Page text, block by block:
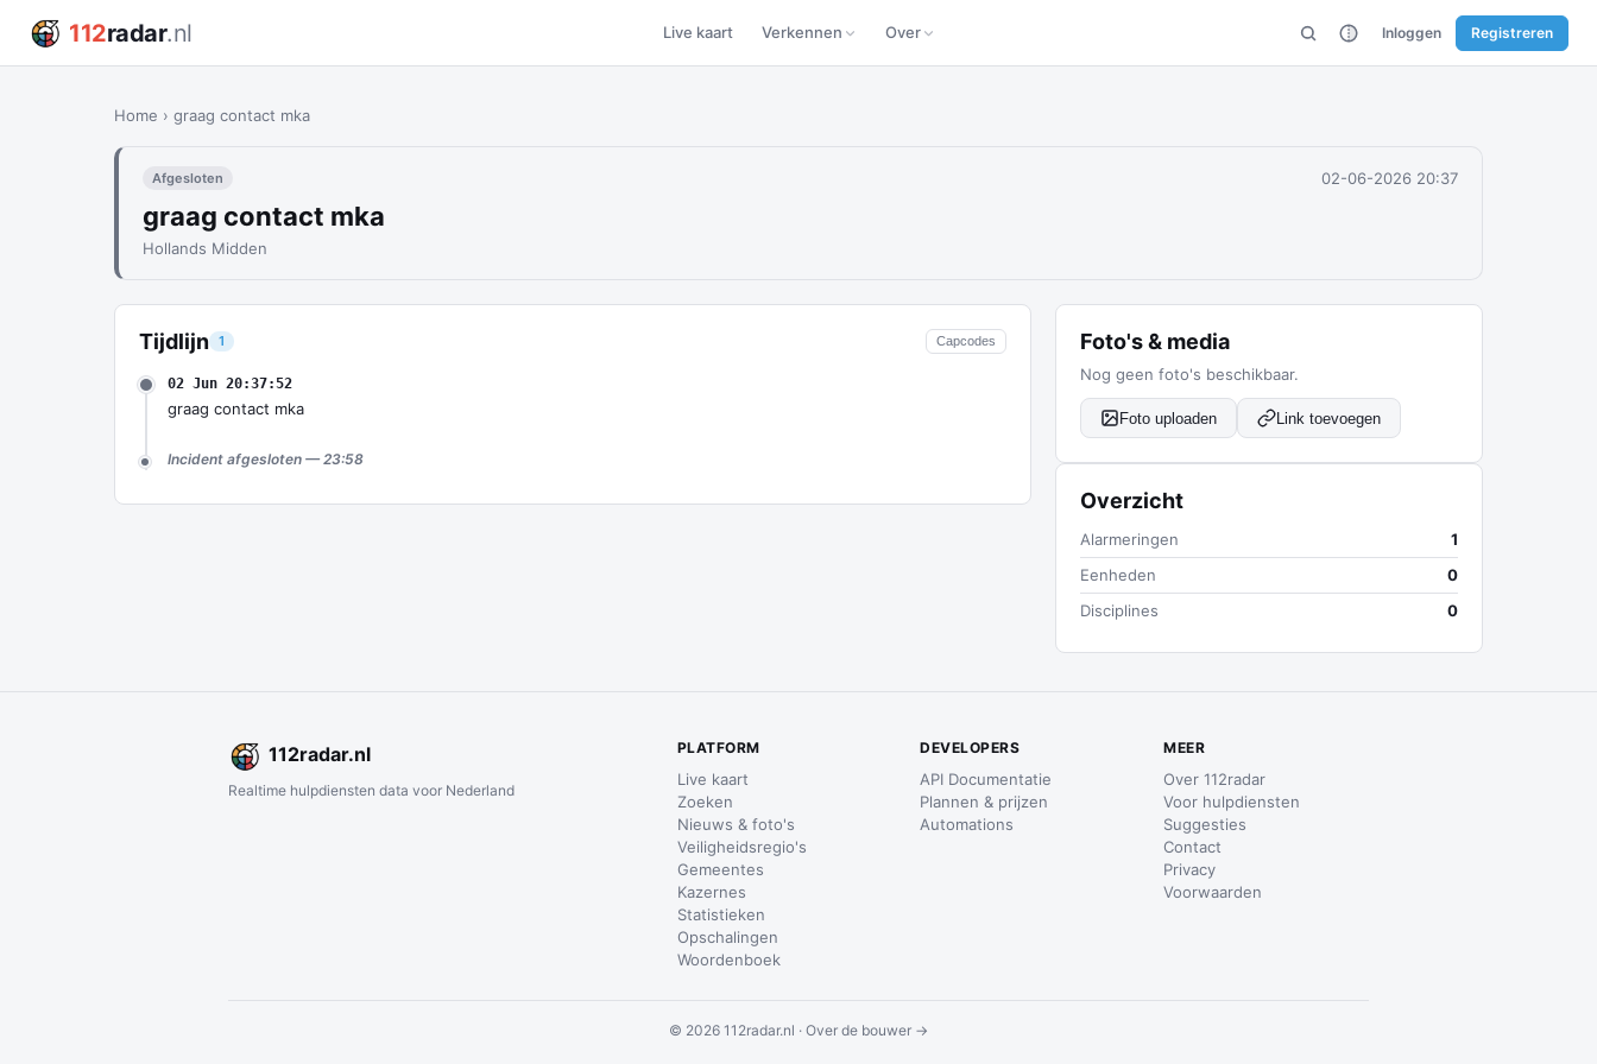
112radar.nl Live kaart Verkennen Over Inloggen Registreren
Home › graag contact mka
Afgesloten 02-06-2026 20:37
graag contact mka
Hollands Midden
Tijdlijn 1 Capcodes
02 Jun 20:37:52
graag contact mka
Incident afgesloten — 23:58
Foto's & media
Nog geen foto's beschikbaar.
Foto uploaden Link toevoegen
Overzicht
Alarmeringen
1
Eenheden
0
Disciplines
0
112radar.nl
Realtime hulpdiensten data voor Nederland
PLATFORM
Live kaart
Zoeken
Nieuws & foto's
Veiligheidsregio's
Gemeentes
Kazernes
Statistieken
Opschalingen
Woordenboek
DEVELOPERS
API Documentatie
Plannen & prijzen
Automations
MEER
Over 112radar
Voor hulpdiensten
Suggesties
Contact
Privacy
Voorwaarden
© 2026 112radar.nl · Over de bouwer →